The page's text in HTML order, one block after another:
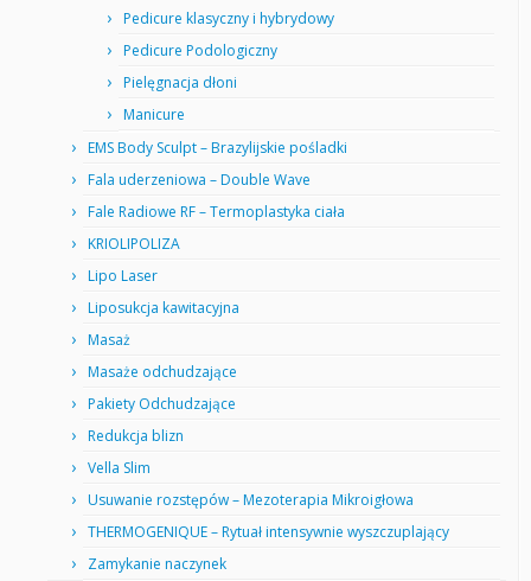
Pedicure klasyczny i hybrydowy
Pedicure Podologiczny
Pielęgnacja dłoni
Manicure
EMS Body Sculpt – Brazylijskie pośladki
Fala uderzeniowa – Double Wave
Fale Radiowe RF – Termoplastyka ciała
KRIOLIPOLIZA
Lipo Laser
Liposukcja kawitacyjna
Masaż
Masaże odchudzające
Pakiety Odchudzające
Redukcja blizn
Vella Slim
Usuwanie rozstępów – Mezoterapia Mikroigłowa
THERMOGENIQUE – Rytuał intensywnie wyszczuplający
Zamykanie naczynek